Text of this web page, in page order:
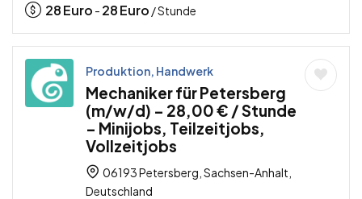
28Euro - 28Euro / Stunde
Produktion, Handwerk
Mechaniker für Petersberg
(m/w/d) – 28,00 € / Stunde
– Minijobs, Teilzeitjobs,
Vollzeitjobs
06193 Petersberg, Sachsen-Anhalt,
Deutschland